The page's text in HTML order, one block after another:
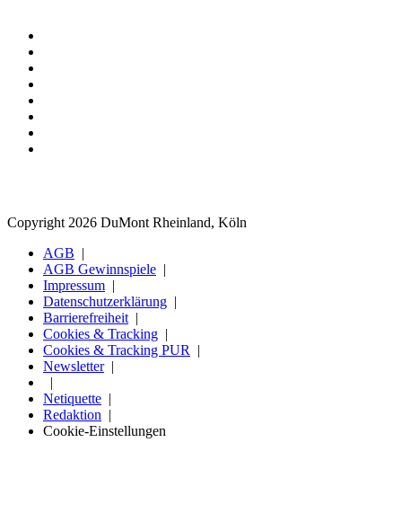
Copyright 2026 DuMont Rheinland, Köln
AGB
AGB Gewinnspiele
Impressum
Datenschutzerklärung
Barrierefreiheit
Cookies & Tracking
Cookies & Tracking PUR
Newsletter
Netiquette
Redaktion
Cookie-Einstellungen